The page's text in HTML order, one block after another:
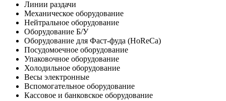
Линии раздачи
Механическое оборудование
Нейтральное оборудование
Оборудование Б/У
Оборудование для Фаст-фуда (HoReCa)
Посудомоечное оборудование
Упаковочное оборудование
Холодильное оборудование
Весы электронные
Вспомогательное оборудование
Кассовое и банковское оборудование